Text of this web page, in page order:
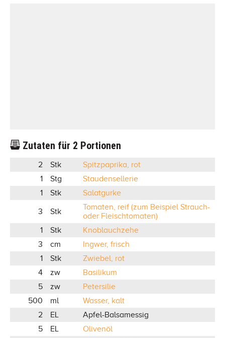
Zutaten für 2 Portionen
2 Stk
Spitzpaprika, rot
1
Stg
Staudensellerie
1
Stk Salatgurke
3 Stk
Tomaten, reif (zum Beispiel Strauch-
oder Fleischtomaten)
1
Stk
Knoblauchzehe
3
cm
Ingwer, frisch
1
Stk
Zwiebel, rot
4
zw
Basilikum
5
zw
Petersilie
500
ml
Wasser, kalt
2
EL
Apfel-Balsamessig
5
EL
Olivenöl